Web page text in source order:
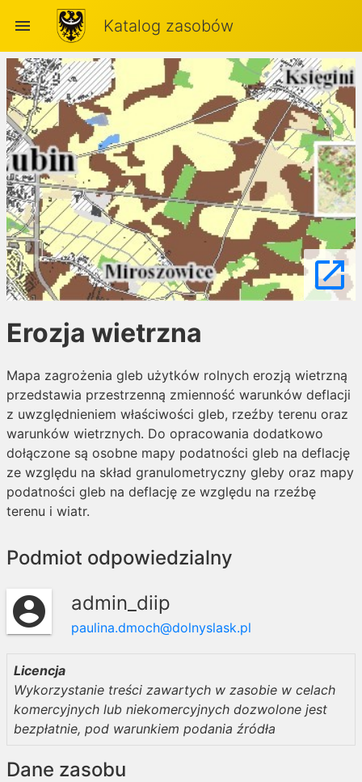
menu Katalog zasobów
launch
Erozja wietrzna
Mapa zagrożenia gleb użytków rolnych erozją wietrzną
przedstawia przestrzenną zmienność warunków deflacji
z uwzględnieniem właściwości gleb, rzeźby terenu oraz
warunków wietrznych. Do opracowania dodatkowo
dołączone są osobne mapy podatności gleb na deflację
ze względu na skład granulometryczny gleby oraz mapy
podatności gleb na deflację ze względu na rzeźbę
terenu i wiatr.
Podmiot odpowiedzialny
account_circle admin_diip
paulina.dmoch@dolnyslask.pl
Licencja
Wykorzystanie treści zawartych w zasobie w celach
komercyjnych lub niekomercyjnych dozwolone jest
bezpłatnie, pod warunkiem podania źródła
Dane zasobu